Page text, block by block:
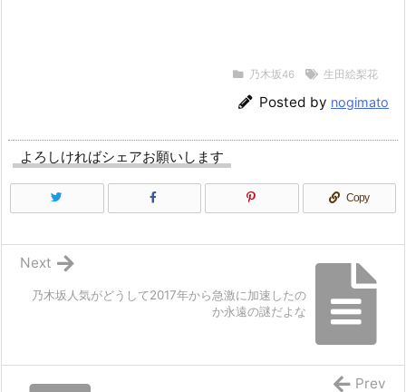
乃木坂46 生田絵梨花
Posted by nogimato
よろしければシェアお願いします
Copy
乃木坂人気がどうして2017年から急激に加速したの
か永遠の謎だよな
Next
Prev